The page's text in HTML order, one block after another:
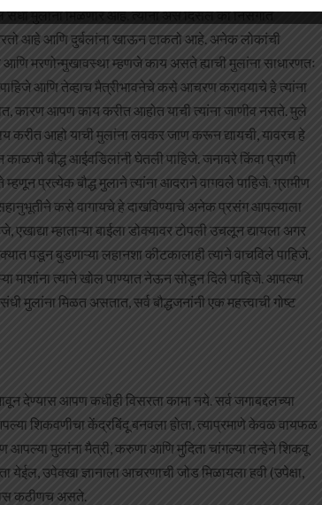
मुलांना मिळणार आहे. त्यांना असे दिसेल की निसर्गात
आहे आणि दुर्बलांना खाऊन टाकतो आहे. अनेक लोकांची
मरणोन्मुखावस्था म्हणजे काय असते ह्याची मुलांना साधारणतः
आणि तेव्हाच मैत्रीभावनेचे कसे आचरण करावयाचे हे त्यांना
कारण आपण काय करीत आहोत याची त्यांना जाणीव नसते. मुले
करीत आहो याची मुलांना लवकर जाण करून द्यायची, यावरच हे
बौद्ध आईवडिलांनी घेतली पाहिजे. जनावरे किंवा प्राणी
प्रत्येक बौद्ध मुलाने त्यांना आदराने वागवले पाहिजे. ग्रामीण
सहानुभूतीने कसे वागायचे हे दाखविण्याचे अनेक प्रसंग आपल्याला
म्हाताऱ्या बाईला डोक्यावर टोपली उचलून द्यायला अगर
पडून बुडणाऱ्या लहानशा कीटकालाही त्याने वाचविले पाहिजे.
त्याने खोल पाण्यात नेऊन सोडून दिले पाहिजे. आपल्या
मिळत असतात, सर्व बौद्धजनांनी एक महत्त्वाची गोष्ट
देण्यास आपण कधीही विसरता कामा नये. सर्व जगाबद्दलच्या
शिकवणीचा केंद्रबिंदू बनवला होता, त्याप्रमाणे केवळ वायफळ
मुलांना मैत्री, करुणा आणि मुदिता चांगल्या तन्हेने शिकवू
उपेक्खा ज्ञानाला आचरणाची जोड मिळायला हवी (उपेक्षा,
कठीणच असते.